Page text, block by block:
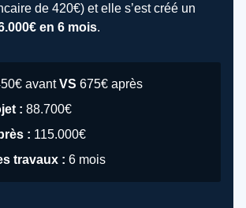
de 420€) et elle s’est créé un
en 6 mois.
avantVS 675€ après
: 88.700€
: 115.000€
travaux : 6 mois